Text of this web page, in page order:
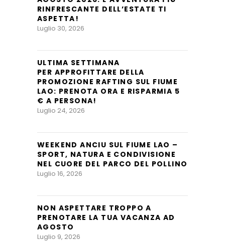
RINFRESCANTE DELL’ESTATE TI
ASPETTA!
Luglio 30, 2026
ULTIMA SETTIMANA
PER APPROFITTARE DELLA
PROMOZIONE RAFTING SUL FIUME
LAO: PRENOTA ORA E RISPARMIA 5
€ A PERSONA!
Luglio 24, 2026
WEEKEND ANCIU SUL FIUME LAO –
SPORT, NATURA E CONDIVISIONE
NEL CUORE DEL PARCO DEL POLLINO
Luglio 16, 2026
NON ASPETTARE TROPPO A
PRENOTARE LA TUA VACANZA AD
AGOSTO
Luglio 9, 2026